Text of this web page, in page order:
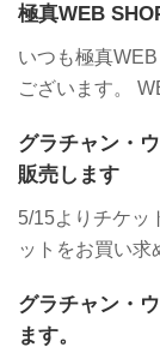
極真WEB
いつも極真
ございます。
グラチャン・
販売します
5/15よりチケッ
ットをお買い求
グラチャン・
ます。